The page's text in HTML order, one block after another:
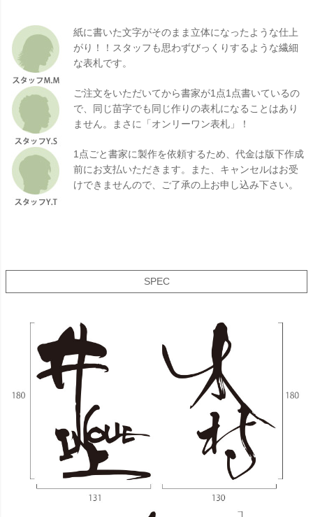
紙に書いた文字がそのまま立体になったような仕上
がり！！スタッフも思わずびっくりするような繊細
な表札です。
ご注文をいただいてから書家が1点1点書いているの
で、同じ苗字でも同じ作りの表札になることはあり
ません。まさに「オンリーワン表札」！
1点ごと書家に製作を依頼するため、代金は版下作成
前にお支払いただきます。また、キャンセルはお受
けできませんので、ご了承の上お申し込み下さい。
SPEC